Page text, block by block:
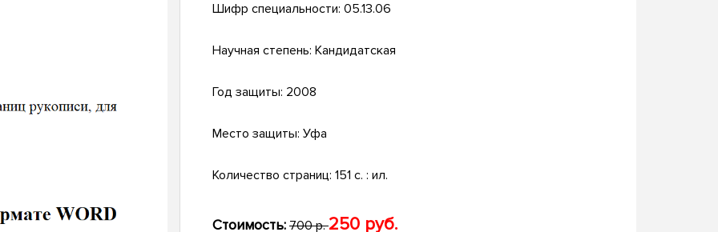
Шифр специальности: 05.13.06
Научная степень: Кандидатская
Год защиты: 2008
Место защиты: Уфа
Количество страниц: 151 с. : ил.
Стоимость: 700 р.250 руб.